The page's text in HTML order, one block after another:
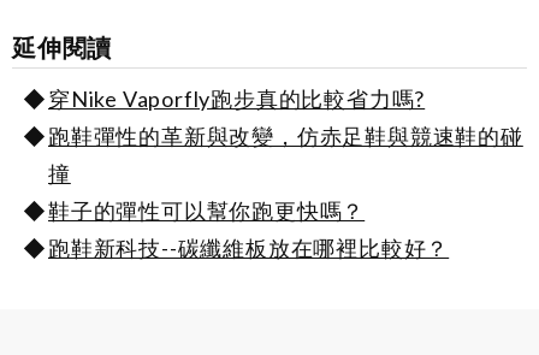
延伸閱讀
穿Nike Vaporfly跑步真的比較省力嗎?
跑鞋彈性的革新與改變，仿赤足鞋與競速鞋的碰
撞
鞋子的彈性可以幫你跑更快嗎？
跑鞋新科技--碳纖維板放在哪裡比較好？